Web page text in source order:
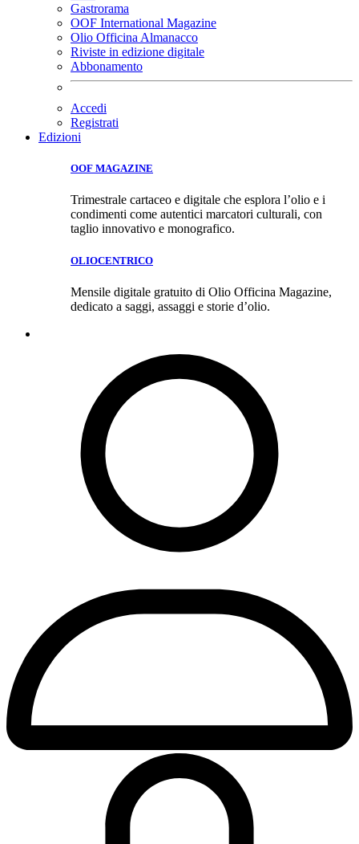
Gastrorama
OOF International Magazine
Olio Officina Almanacco
Riviste in edizione digitale
Abbonamento
Accedi
Registrati
Edizioni
OOF MAGAZINE
Trimestrale cartaceo e digitale che esplora l’olio e i
condimenti come autentici marcatori culturali, con
taglio innovativo e monografico.
OLIOCENTRICO
Mensile digitale gratuito di Olio Officina Magazine,
dedicato a saggi, assaggi e storie d’olio.